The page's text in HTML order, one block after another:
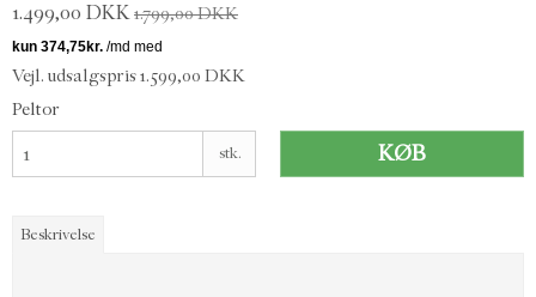
1.499,00 DKK1.799,00 DKK
Vejl. udsalgspris 1.599,00 DKK
Peltor
stk. KØB
Beskrivelse